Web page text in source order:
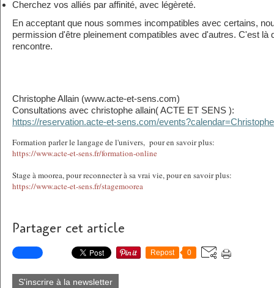
Cherchez vos alliés par affinité, avec légèreté.
En acceptant que nous sommes incompatibles avec certains,
permission d'être pleinement compatibles avec d'autres. C'est là
rencontre.
Christophe Allain (www.acte-et-sens.com)
Consultations avec christophe allain( ACTE ET SENS ):
https://reservation.acte-et-sens.com/events?calendar=Christophe
Formation parler le langage de l'univers, pour en savoir plus:
https://www.acte-et-sens.fr/formation-online
Stage à moorea, pour reconnecter à sa vrai vie, pour en savoir plus:
https://www.acte-et-sens.fr/stagemoorea
Partager cet article
Repost 0
S'inscrire à la newsletter